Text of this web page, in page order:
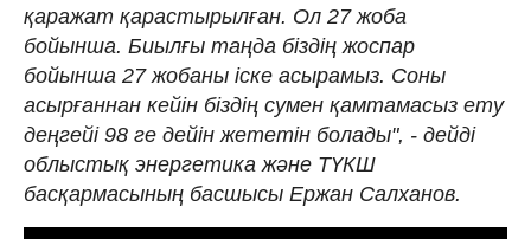
қаражат қарастырылған. Ол 27 жоба
бойынша. Биылғы таңда біздің жоспар
бойынша 27 жобаны іске асырамыз. Соны
асырғаннан кейін біздің сумен қамтамасыз ету
деңгейі 98 ге дейін жететін болады", - дейді
облыстық энергетика және ТҮКШ
басқармасының басшысы Ержан Салханов.